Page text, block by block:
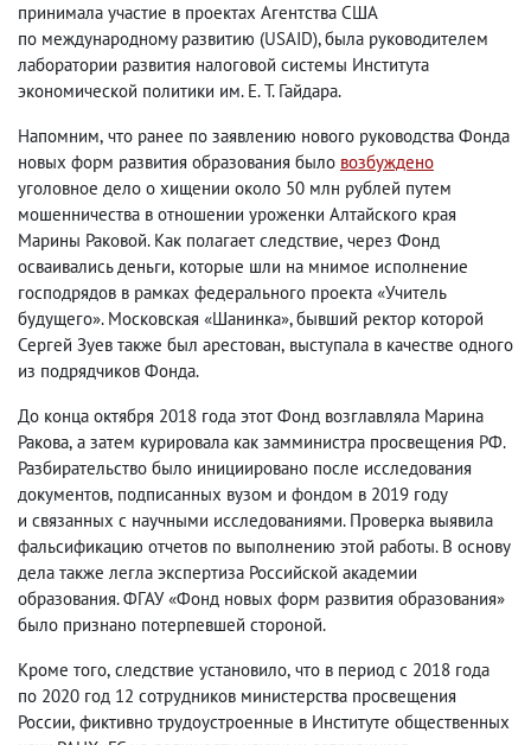
принимала участие в проектах Агентства США
по международному развитию (USAID), была руководителем
лаборатории развития налоговой системы Института
экономической политики им. Е. Т. Гайдара.
Напомним, что ранее по заявлению нового руководства Фонда
новых форм развития образования было возбуждено
уголовное дело о хищении около 50 млн рублей путем
мошенничества в отношении уроженки Алтайского края
Марины Раковой. Как полагает следствие, через Фонд
осваивались деньги, которые шли на мнимое исполнение
господрядов в рамках федерального проекта «Учитель
будущего». Московская «Шанинка», бывший ректор которой
Сергей Зуев также был арестован, выступала в качестве одного
из подрядчиков Фонда.
До конца октября 2018 года этот Фонд возглавляла Марина
Ракова, а затем курировала как замминистра просвещения РФ.
Разбирательство было инициировано после исследования
документов, подписанных вузом и фондом в 2019 году
и связанных с научными исследованиями. Проверка выявила
фальсификацию отчетов по выполнению этой работы. В основу
дела также легла экспертиза Российской академии
образования. ФГАУ «Фонд новых форм развития образования»
было признано потерпевшей стороной.
Кроме того, следствие установило, что в период с 2018 года
по 2020 год 12 сотрудников министерства просвещения
России, фиктивно трудоустроенные в Институте общественных